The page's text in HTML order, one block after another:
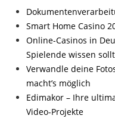
Smart Home Casino
Online-Casinos in
Spielende wissen
Verwandle deine
macht’s möglich
Edimakor – Ihre
Video-Projekte